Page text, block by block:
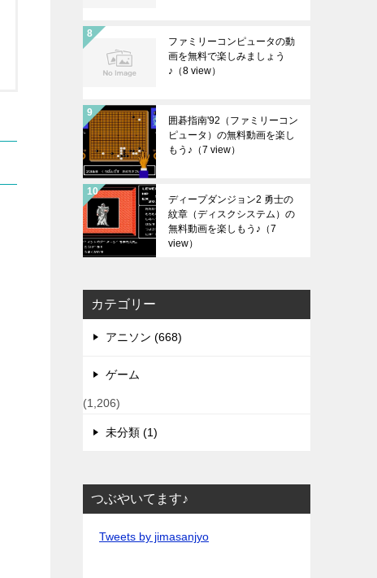
ファミリーコンピュータの動
画を無料で楽しみましょう
♪ （8 view）
囲碁指南'92（ファミリーコン
ピュータ）の無料動画を楽し
もう♪ （7 view）
ディープダンジョン2 勇士の
紋章（ディスクシステム）の
無料動画を楽しもう♪ （7
view）
カテゴリー
アニソン (668)
ゲーム
(1,206)
未分類 (1)
つぶやいてます♪
Tweets by jimasanjyo